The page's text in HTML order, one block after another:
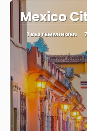
Mexico
1 BESTEMMINGEN